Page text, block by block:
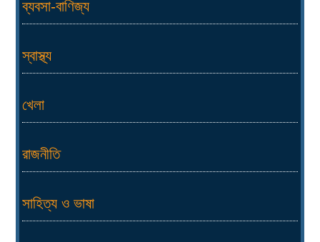
ব্যবসা-বাণিজ্য
স্বাস্থ্য
খেলা
রাজনীতি
সাহিত্য ও ভাষা